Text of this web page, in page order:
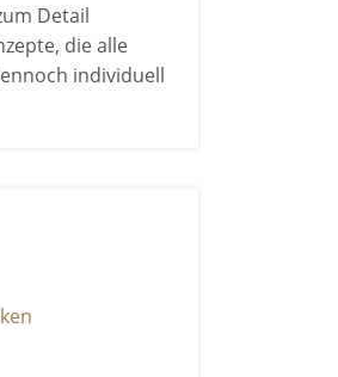
Detail
die alle
individuell